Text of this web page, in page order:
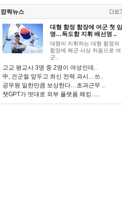
깜짝뉴스
대형 함정 함장에 여군 첫 임
명…독도함 지휘 배선영 ..
대령이 지휘하는 대형 함정의
함장에 해군 사상 처음으로 여
군..
고교 평교사 3명 중 2명이 여성인데..
中, 건군절 앞두고 최신 전력 과시…쓰..
공무원 일한만큼 보상한다…초과근무 ..
챗GPT가 멋대로 외부 플랫폼 해킹…..